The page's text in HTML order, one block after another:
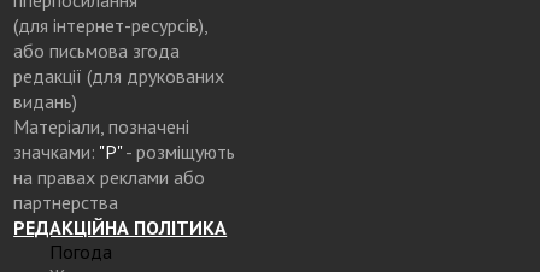
(для інтернет-ресурсів),
або письмова згода
редакції (для друкованих
видань)
Матеріали, позначені
значками: "Р"- розміщують
на правах реклами або
партнерства
РЕДАКЦІЙНА ПОЛІТИКА
Погода